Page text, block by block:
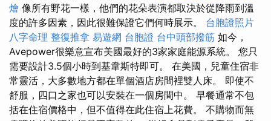
燴 像所有野花一樣，他們的花朵表演都取決於從降雨到溫
度的許多因素，因此很難保證它們何時展示。 台胞證照片
八字命理 整復推拿 易遊網 台胞證 台中頭部撥筋 如今，
Avepower很樂意宣布美國最好的3家家庭能源系統。 您只
需要設計3.5個小時到基韋斯特即可。 在美國，兒童住宿非
常靈活，大多數地方都在單個酒店房間裡雙人床。 即使不
舒服，四口之家也可以安裝在一個房間中。 早餐通常不包
括在住宿價格中，但不值得在此住宿上花費。 不購物而無